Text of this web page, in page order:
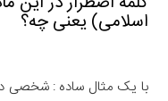
اسلامی) یعنی چه؟
با یک مثال ساده : شخصی در